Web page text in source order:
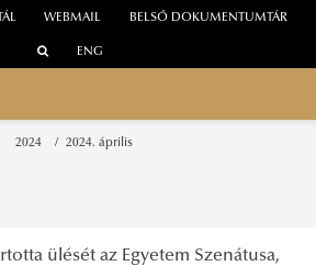
WEBMAIL BELSŐ DOKUMENTUMTÁR
ENG
2024 2024. április
ülését az Egyetem Szenátusa,